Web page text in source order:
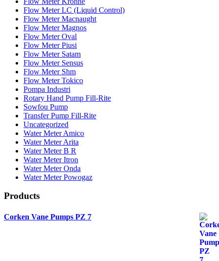
Flow Meter LC (Liquid Control)
Flow Meter Macnaught
Flow Meter Magnos
Flow Meter Oval
Flow Meter Piusi
Flow Meter Satam
Flow Meter Sensus
Flow Meter Shm
Flow Meter Tokico
Pompa Industri
Rotary Hand Pump Fill-Rite
Sowfou Pump
Transfer Pump Fill-Rite
Uncategorized
Water Meter Amico
Water Meter Arita
Water Meter B R
Water Meter Itron
Water Meter Onda
Water Meter Powogaz
Products
Corken Vane Pumps PZ 7